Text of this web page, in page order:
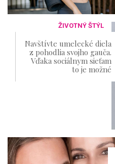
ŽIVOTNÝ ŠTÝL
Navštívte umelecké diela
z pohodlia svojho gauča.
Vďaka sociálnym sieťam
to je možné